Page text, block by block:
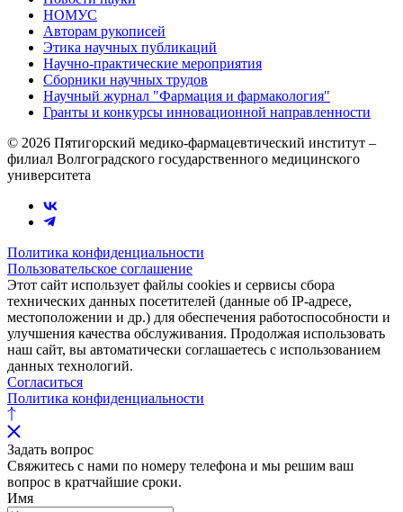
НОМУС
Авторам рукописей
Этика научных публикаций
Научно-практические мероприятия
Сборники научных трудов
Научный журнал "Фармация и фармакология"
Гранты и конкурсы инновационной направленности
© 2026 Пятигорский медико-фармацевтический институт –
филиал Волгоградского государственного медицинского
университета
Политика конфиденциальности
Пользовательское соглашение
Этот сайт использует файлы cookies и сервисы сбора
технических данных посетителей (данные об IP-адресе,
местоположении и др.) для обеспечения работоспособности и
улучшения качества обслуживания. Продолжая использовать
наш сайт, вы автоматически соглашаетесь с использованием
данных технологий.
Согласиться
Политика конфиденциальности
Задать вопрос
Свяжитесь с нами по номеру телефона и мы решим ваш
вопрос в кратчайшие сроки.
Имя